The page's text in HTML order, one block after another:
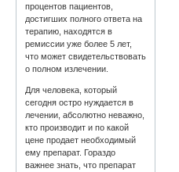
процентов пациентов,
достигших полного ответа на
терапию, находятся в
ремиссии уже более 5 лет,
что может свидетельствовать
о полном излечении.
Для человека, который
сегодня остро нуждается в
лечении, абсолютно неважно,
кто производит и по какой
цене продает необходимый
ему препарат. Гораздо
важнее знать, что препарат